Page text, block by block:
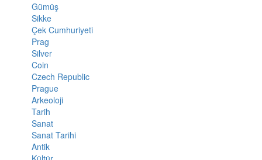
Gümüş
Sikke
Çek Cumhuriyeti
Prag
Silver
Coin
Czech Republic
Prague
Arkeoloji
Tarih
Sanat
Sanat Tarihi
Antik